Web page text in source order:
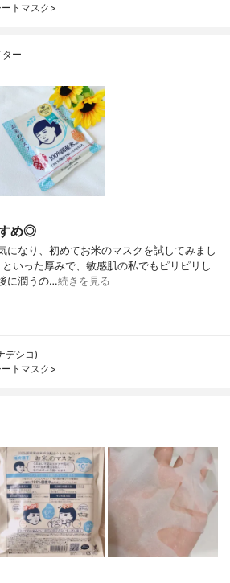
トマスク>
ー
め◎
になり、初めてお米のマスクを試してみまし
いった厚みで、敏感肌の私でもピリピリし
に潤うの…続きを見る
デシコ)
トマスク>